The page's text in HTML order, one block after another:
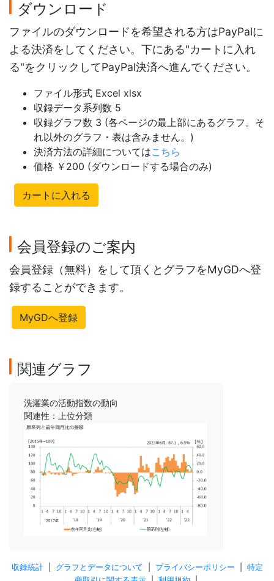
ダウンロード
ファイルのダウンロードを希望される方はPayPalに
よる決済をしてください。下にある"カートに入れ
る"をクリックしてPayPal決済へ進んでください。
ファイル形式 Excel xlsx
収録データ系列数 5
収録グラフ数 3 (各ページの最上部にあるグラフ。そ
れ以外のグラフ・表は含みません。)
決済方法の詳細についてはこちら
価格 ￥200 (ダウンロードする場合のみ)
カートに入れる
会員登録のご案内
会員登録（無料）をして頂くとグラフをMyGDへ登
録することができます。
MyGDへ登録
関連グラフ
洗濯業の活動指数の動向
関連性：上位分類
収録統計| グラフとデータについて プライバシーポリシー
特定